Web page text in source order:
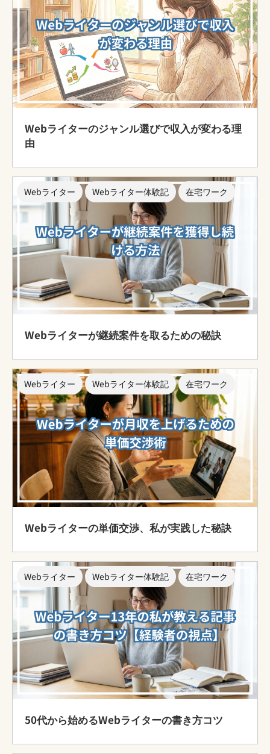
Webライターのジャンル選びで収入が変わる理
由
Webライター Webライター体験記 在宅ワーク
Webライターが継続案件を取るための秘訣
Webライター Webライター体験記 在宅ワーク
Webライターの単価交渉、私が実践した秘訣
Webライター Webライター体験記 在宅ワーク
50代から始めるWebライターの書き方コツ